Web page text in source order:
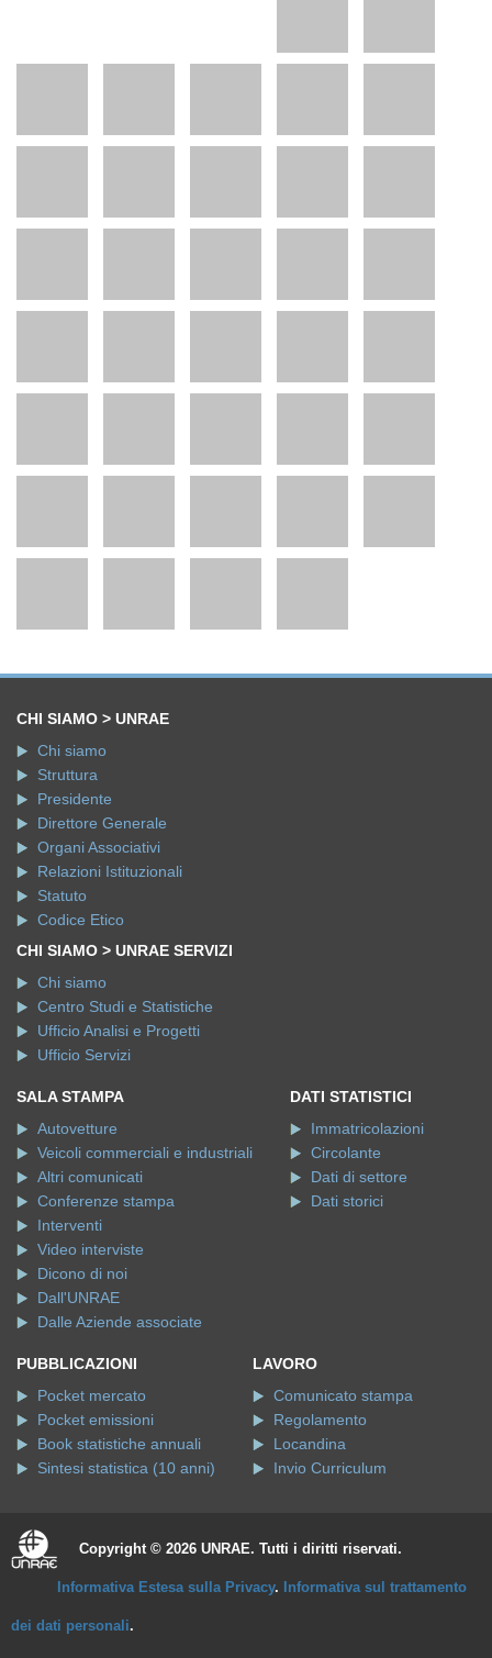
CHI SIAMO > UNRAE
Chi siamo
Struttura
Presidente
Direttore Generale
Organi Associativi
Relazioni Istituzionali
Statuto
Codice Etico
CHI SIAMO > UNRAE SERVIZI
Chi siamo
Centro Studi e Statistiche
Ufficio Analisi e Progetti
Ufficio Servizi
SALA STAMPA
Autovetture
Veicoli commerciali e industriali
Altri comunicati
Conferenze stampa
Interventi
Video interviste
Dicono di noi
Dall'UNRAE
Dalle Aziende associate
DATI STATISTICI
Immatricolazioni
Circolante
Dati di settore
Dati storici
PUBBLICAZIONI
Pocket mercato
Pocket emissioni
Book statistiche annuali
Sintesi statistica (10 anni)
LAVORO
Comunicato stampa
Regolamento
Locandina
Invio Curriculum
Copyright © 2026 UNRAE. Tutti i diritti riservati.
Informativa Estesa sulla Privacy. Informativa sul trattamento
dei dati personali.